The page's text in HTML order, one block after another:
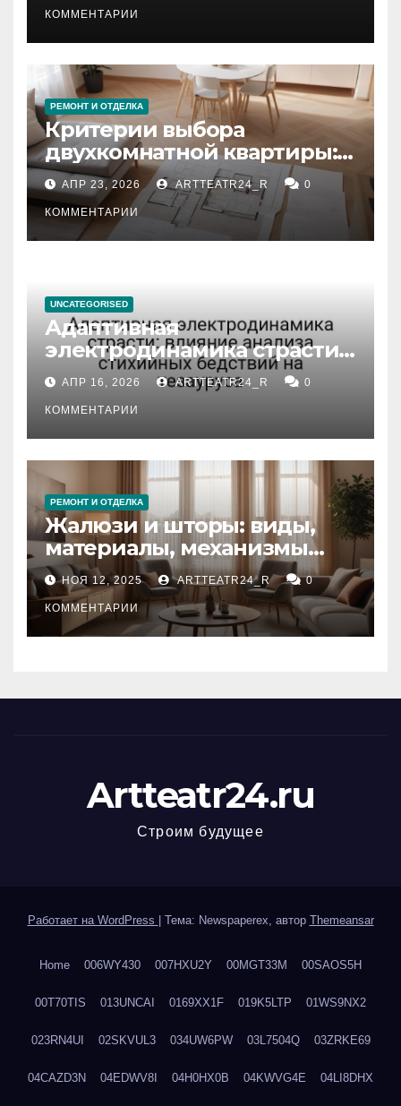
КОММЕНТАРИИ
РЕМОНТ И ОТДЕЛКА
Критерии выбора
двухкомнатной квартиры:
планировка, площадь,
состояние и документация
АПР 23, 2026 ARTTEATR24_R 0
КОММЕНТАРИИ
UNCATEGORISED
Адаптивная
электродинамика страсти:
влияние анализа
стихийных бедствий на
тезауруса
АПР 16, 2026 ARTTEATR24_R 0
КОММЕНТАРИИ
РЕМОНТ И ОТДЕЛКА
Жалюзи и шторы: виды,
материалы, механизмы
управления и уход
НОЯ 12, 2025 ARTTEATR24_R 0
КОММЕНТАРИИ
Artteatr24.ru
Строим будущее
Работает на WordPress Тема: Newspaperex, автор Themeansar
Home 006WY430 007HXU2Y 00MGT33M 00SAOS5H
00T70TIS 013UNCAI 0169XX1F 019K5LTP 01WS9NX2
023RN4UI 02SKVUL3 034UW6PW 03L7504Q 03ZRKE69
04CAZD3N 04EDWV8I 04H0HX0B 04KWVG4E 04LI8DHX